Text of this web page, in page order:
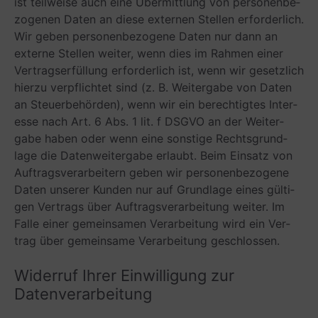
zo­ge­nen Daten an diese exter­nen Stel­len erfor­der­lich.
Wir geben per­so­nen­be­zo­gene Daten nur dann an
externe Stel­len wei­ter, wenn dies im Rah­men einer
Ver­trags­er­fül­lung erfor­der­lich ist, wenn wir gesetz­lich
hierzu ver­pflich­tet sind (z. B. Wei­ter­gabe von Daten
an Steu­er­be­hör­den), wenn wir ein berech­tig­tes Inter­
esse nach Art. 6 Abs. 1 lit. f DSGVO an der Wei­ter­
gabe haben oder wenn eine sons­tige Rechts­grund­
lage die Daten­wei­ter­gabe erlaubt. Beim Ein­satz von
Auf­trags­ver­ar­bei­tern geben wir per­so­nen­be­zo­gene
Daten unse­rer Kun­den nur auf Grund­lage eines gül­ti­
gen Ver­trags über Auf­trags­ver­ar­bei­tung wei­ter. Im
Falle einer gemein­sa­men Ver­ar­bei­tung wird ein Ver­
trag über gemein­same Ver­ar­bei­tung geschlossen.
Wider­ruf Ihrer Ein­wil­li­gung zur
Datenverarbeitung